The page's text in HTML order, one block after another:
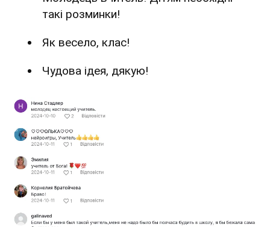
такі розминки!
Як весело, клас!
Чудова ідея, дякую!